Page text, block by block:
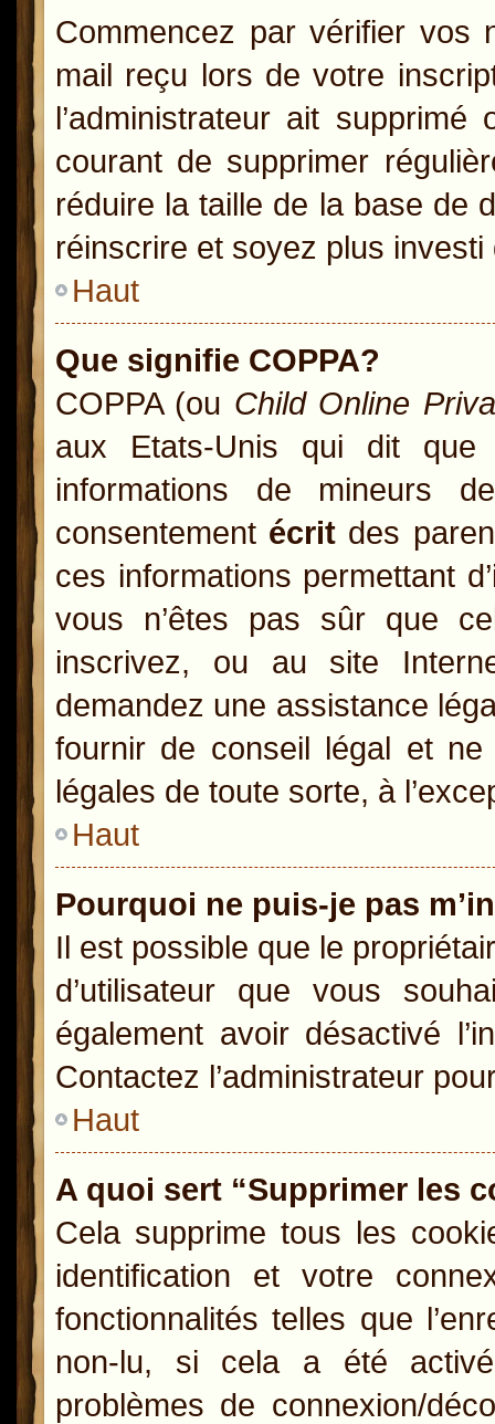
Commencez par vérifier vos
mail reçu lors de votre
l’administrateur ait
courant de supprimer
réduire la taille de la base de
réinscrire et soyez plus
Haut
Que signifie COPPA?
COPPA (ou Child Online
aux Etats-Unis qui dit que
informations de mineurs
consentement écrit des
ces informations permettant
vous n’êtes pas sûr que
inscrivez, ou au site
demandez une assistance
fournir de conseil légal et
légales de toute sorte, à
Haut
Pourquoi ne puis-je pas
Il est possible que le
d’utilisateur que vous
également avoir désactivé
Contactez l’administrateur
Haut
A quoi sert “Supprimer les
Cela supprime tous les
identification et votre
fonctionnalités telles que
non-lu, si cela a été
problèmes de connexion/